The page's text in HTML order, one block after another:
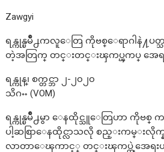
Zawgyi
ရန္ကုန္ၿမိဳ႕ကလူ​ေတြ ကိုဗစ္ေရာဂါနဲ႔ပတ္
တဲ့အတြက္ တင္းတင္းၾကပ္ၾကပ္ အေ
ရန္ကုန္၊ စက္တင္ဘာ ၂-၂၀၂၀
သိဂႌ (VOM)
ရန္ကုန္ၿမိဳ႕မွာ ေနထိုင္သူေတြဟာ ကိုဗစ္ က
ပါ့ဆစြာေနထိုင္လာသလို စည္းကမ္းလိုက္
လာတာေၾကာင့္ တင္းၾကပ္တဲ့အေရးယူမ